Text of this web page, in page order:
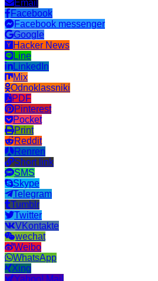
Email
Facebook
Facebook messenger
Google
Hacker News
Line
LinkedIn
Mix
Odnoklassniki
PDF
Pinterest
Pocket
Print
Reddit
Renren
Short link
SMS
Skype
Telegram
Tumblr
Twitter
VKontakte
wechat
Weibo
WhatsApp
Xing
Yahoo! Mail